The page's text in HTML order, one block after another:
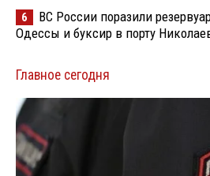
6
ВС России поразили
Одессы и буксир в порту
Главное сегодня